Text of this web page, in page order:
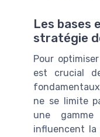
Les bases
stratégie
Pour
est crucial
ne se limite
une
influencent